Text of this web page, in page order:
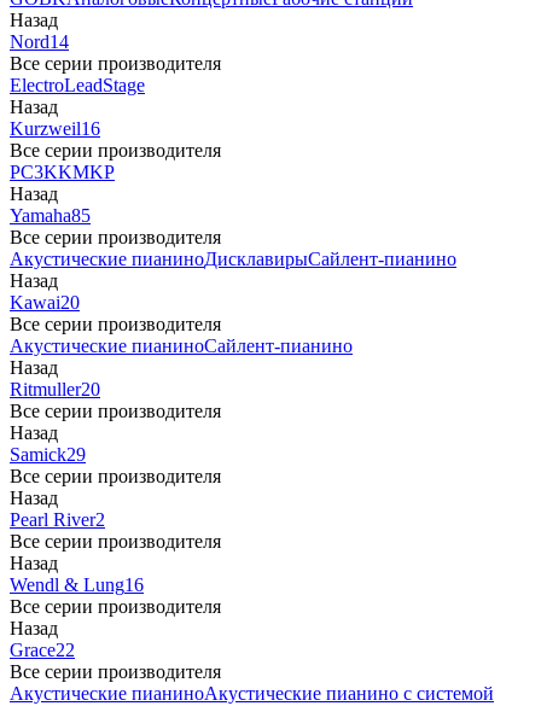
Назад
Nord14
Все серии производителя
ElectroLeadStage
Назад
Kurzweil16
Все серии производителя
PC3KKMKP
Назад
Yamaha85
Все серии производителя
Акустические пианиноДисклавирыСайлент-пианино
Назад
Kawai20
Все серии производителя
Акустические пианиноСайлент-пианино
Назад
Ritmuller20
Все серии производителя
Назад
Samick29
Все серии производителя
Назад
Pearl River2
Все серии производителя
Назад
Wendl & Lung16
Все серии производителя
Назад
Grace22
Все серии производителя
Акустические пианиноАкустические пианино с системой